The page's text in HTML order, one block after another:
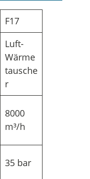
F17
Luft-
Wärme
tausche
r
8000
m³/h
35 bar